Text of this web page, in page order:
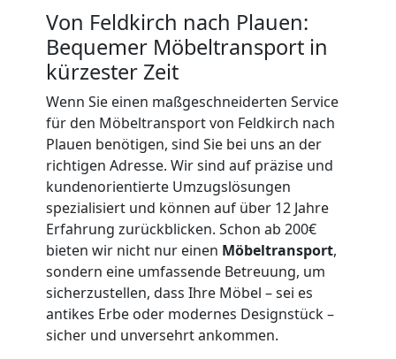
Von Feldkirch nach Plauen:
Bequemer Möbeltransport in
kürzester Zeit
Wenn Sie einen maßgeschneiderten Service
für den Möbeltransport von Feldkirch nach
Plauen benötigen, sind Sie bei uns an der
richtigen Adresse. Wir sind auf präzise und
kundenorientierte Umzugslösungen
spezialisiert und können auf über 12 Jahre
Erfahrung zurückblicken. Schon ab 200€
bieten wir nicht nur einen Möbeltransport,
sondern eine umfassende Betreuung, um
sicherzustellen, dass Ihre Möbel – sei es
antikes Erbe oder modernes Designstück –
sicher und unversehrt ankommen.
Feldkirch
Umzug
Feldkirch
Mann
LKW